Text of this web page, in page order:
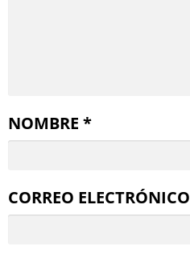
NOMBRE *
CORREO ELECTRÓNICO